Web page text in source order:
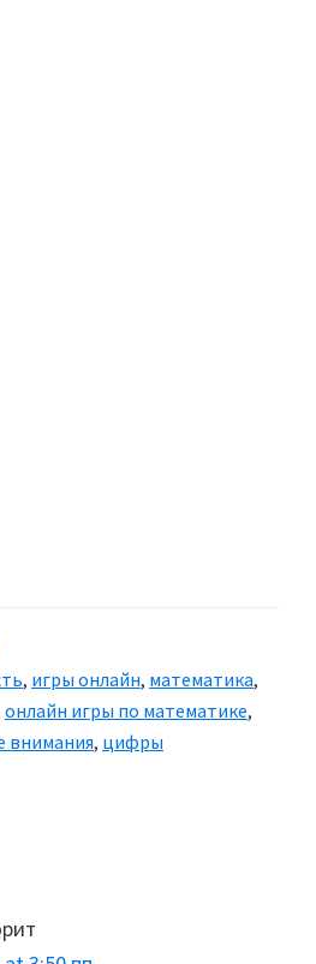
, игры онлайн, математика,
онлайн игры по математике,
внимания, цифры